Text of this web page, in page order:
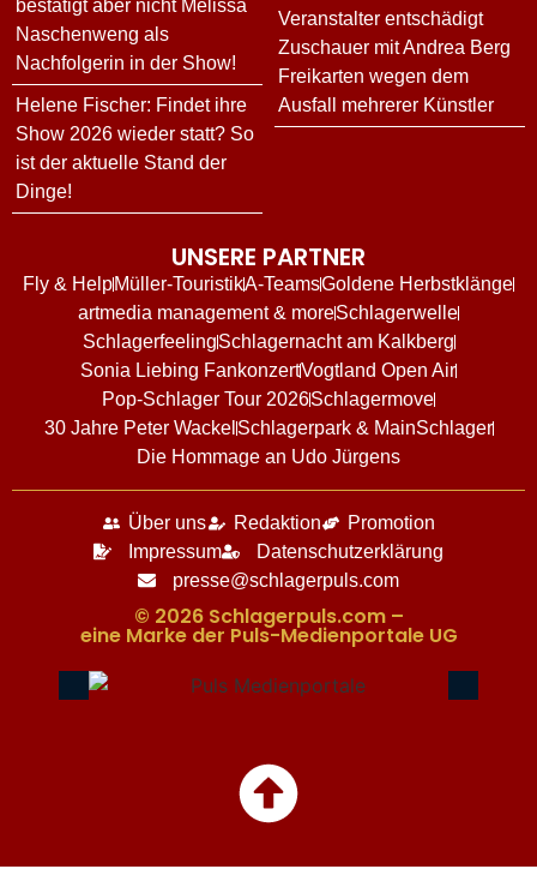
bestätigt aber nicht Melissa
Naschenweng als
Nachfolgerin in der Show!
Helene Fischer: Findet ihre
Show 2026 wieder statt? So
ist der aktuelle Stand der
Dinge!
Veranstalter entschädigt
Zuschauer mit Andrea Berg
Freikarten wegen dem
Ausfall mehrerer Künstler
UNSERE PARTNER
Fly & HelpMüller-TouristikA-TeamsGoldene Herbstklänge
artmedia management & moreSchlagerwelle
SchlagerfeelingSchlagernacht am Kalkberg
Sonia Liebing FankonzertVogtland Open Air
Pop-Schlager Tour 2026Schlagermove
30 Jahre Peter Wackel Schlagerpark & MainSchlager
Die Hommage an Udo Jürgens
Über uns Redaktion
Promotion
Impressum
Datenschutzerklärung
presse@schlagerpuls.com
© 2026 Schlagerpuls.com –
eine Marke der Puls-Medienportale UG​